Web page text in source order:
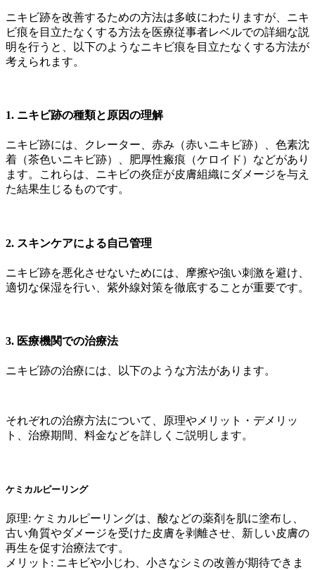
ニキビ跡を改善するための方法は多岐にわたりますが、ニキ
ビ痕を目立たなくする方法を医療従事者レベルでの詳細な説
明を行うと、以下のようなニキビ痕を目立たなくする方法が
考えられます。
1. ニキビ跡の種類と原因の理解
ニキビ跡には、クレーター、赤み（赤いニキビ跡）、色素沈
着（茶色いニキビ跡）、肥厚性瘢痕（ケロイド）などがあり
ます。これらは、ニキビの炎症が皮膚組織にダメージを与え
た結果生じるものです。
2. スキンケアによる自己管理
ニキビ跡を悪化させないためには、摩擦や強い刺激を避け、
適切な保湿を行い、紫外線対策を徹底することが重要です。
3. 医療機関での治療法
ニキビ跡の治療には、以下のような方法があります。
それぞれの治療方法について、原理やメリット・デメリッ
ト、治療期間、料金などを詳しくご説明します。
ケミカルピーリング
原理: ケミカルピーリングは、酸などの薬剤を肌に塗布し、
古い角質やダメージを受けた皮膚を剥離させ、新しい皮膚の
再生を促す治療法です。
メリット: ニキビや小じわ、小さなシミの改善が期待できま